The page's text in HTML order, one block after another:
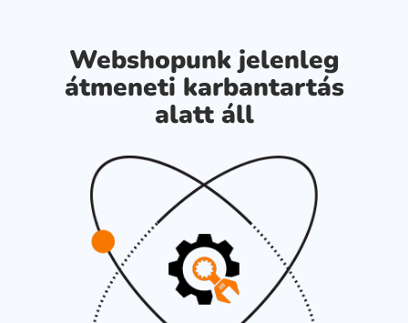
Webshopunk jelenleg
átmeneti karbantartás
alatt áll